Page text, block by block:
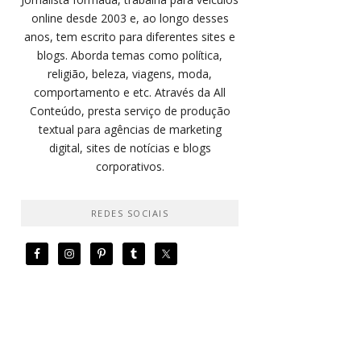
online desde 2003 e, ao longo desses
anos, tem escrito para diferentes sites e
blogs. Aborda temas como política,
religião, beleza, viagens, moda,
comportamento e etc. Através da All
Conteúdo, presta serviço de produção
textual para agências de marketing
digital, sites de notícias e blogs
corporativos.
REDES SOCIAIS